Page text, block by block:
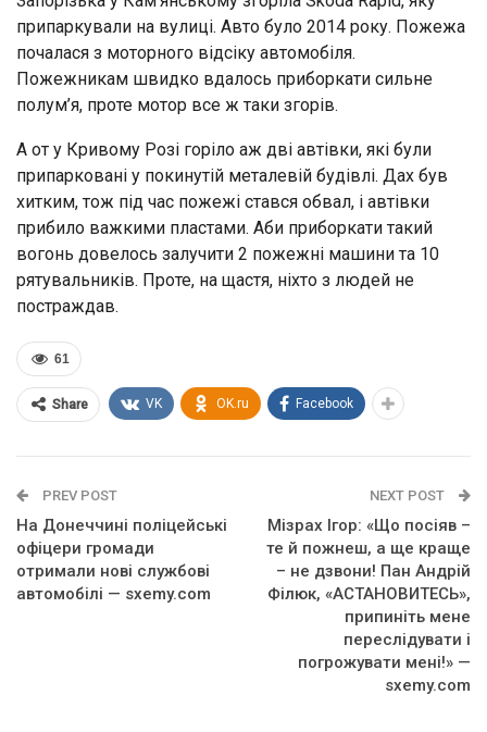
припаркували на вулиці. Авто було 2014 року. Пожежа
почалася з моторного відсіку автомобіля.
Пожежникам швидко вдалось приборкати сильне
полум’я, проте мотор все ж таки згорів.
А от у Кривому Розі горіло аж дві автівки, які були
припарковані у покинутій металевій будівлі. Дах був
хитким, тож під час пожежі стався обвал, і автівки
прибило важкими пластами. Аби приборкати такий
вогонь довелось залучити 2 пожежні машини та 10
рятувальників. Проте, на щастя, ніхто з людей не
постраждав.
61
Share VK OK.ru Facebook
PREV POST
На Донеччині поліцейські
офіцери громади
отримали нові службові
автомобілі — sxemy.com
NEXT POST
Мізрах Ігор: «Що посіяв –
те й пожнеш, а ще краще
– не дзвони! Пан Андрій
Філюк, «АСТАНОВИТЕСЬ»,
припиніть мене
переслідувати і
погрожувати мені!» —
sxemy.com